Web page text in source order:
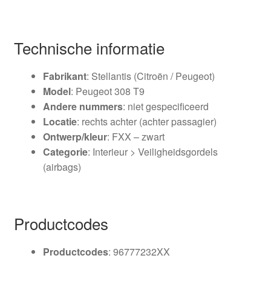
Technische informatie
Fabrikant: Stellantis (Citroën / Peugeot)
Model: Peugeot 308 T9
Andere nummers: niet gespecificeerd
Locatie: rechts achter (achter passagier)
Ontwerp/kleur: FXX – zwart
Categorie: Interieur > Veiligheidsgordels
(airbags)
Productcodes
Productcodes: 96777232XX